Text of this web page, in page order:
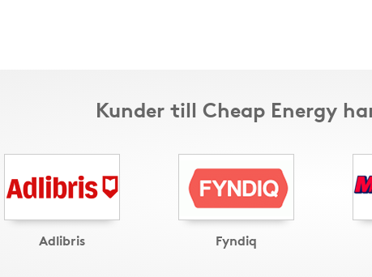
Kunder till Cheap Energy
Adlibris Fyndiq